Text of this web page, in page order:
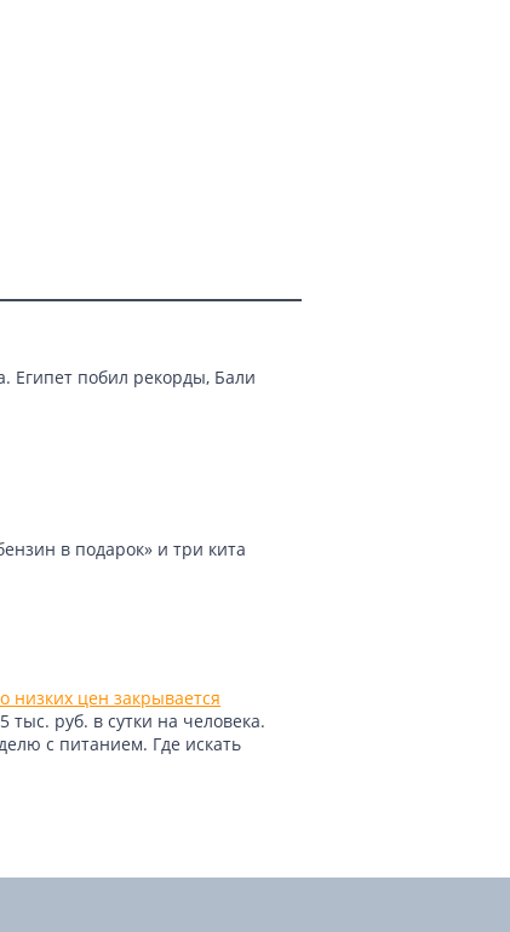
Египет побил рекорды, Бали
в подарок» и три кита
цен закрывается
руб. в сутки на человека.
с питанием. Где искать